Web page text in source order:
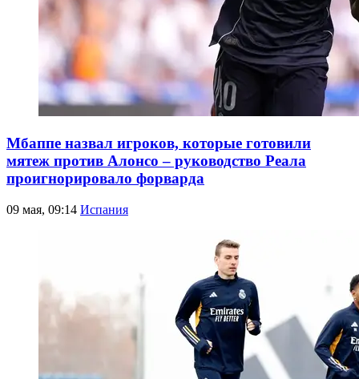
Мбаппе назвал игроков, которые готовили
мятеж против Алонсо – руководство Реала
проигнорировало форварда
09 мая, 09:14 Испания